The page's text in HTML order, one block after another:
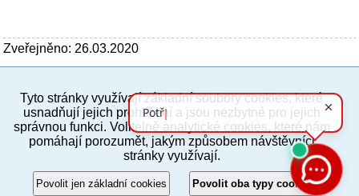
Zveřejněno: 26.03.2020
PC verze ENG
Povinné a praktické informace
© 2012–2019 MČ Praha 8
Tyto stránky využívají základní soubory cookies, které
usnadňují jejich prohlížení a jsou nezbytné pro jejich
správnou funkci. Volitelně analytické cookies, které nám
pomáhají porozumět, jakým způsobem návštěvníci
stránky využívají.
Povolit jen základní cookies Povolit oba typy cookies